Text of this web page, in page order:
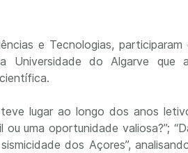
e Tecnologias,
do Algarve que
lugar ao longo dos anos
ou uma oportunidade valiosa?”;
dos Açores”,